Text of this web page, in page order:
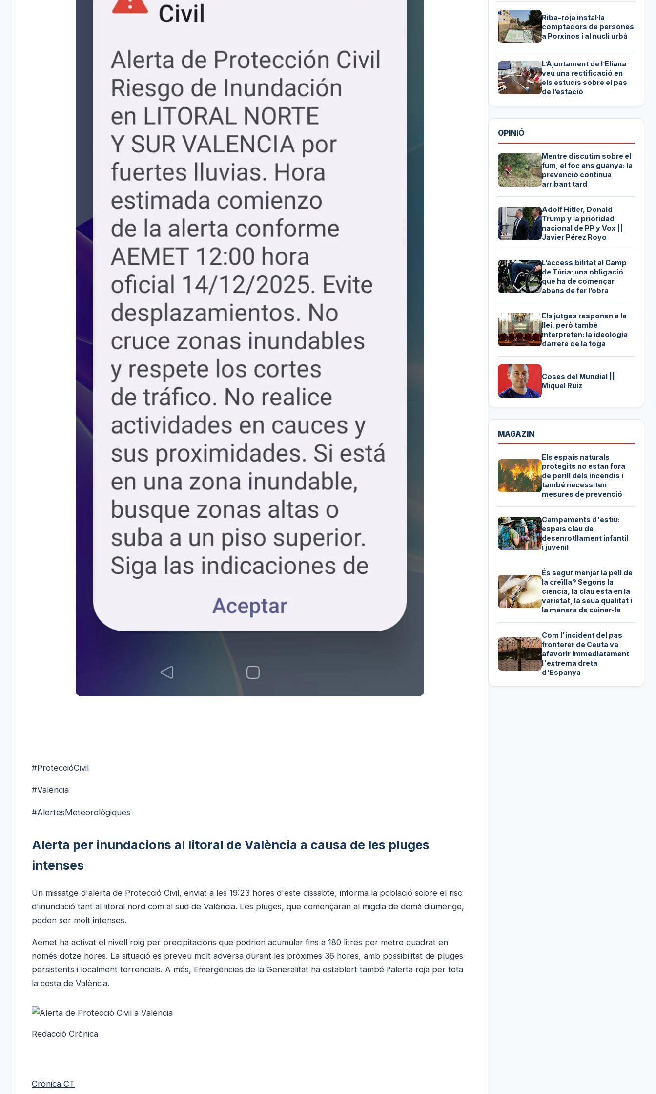
#ProteccióCivil
#València
#AlertesMeteorològiques
Alerta per inundacions al litoral de València a causa de les pluges
intenses
Un missatge d'alerta de Protecció Civil, enviat a les 19:23 hores d'este dissabte, informa la població sobre el risc
d'inundació tant al litoral nord com al sud de València. Les pluges, que començaran al migdia de demà diumenge,
poden ser molt intenses.
Aemet ha activat el nivell roig per precipitacions que podrien acumular fins a 180 litres per metre quadrat en
només dotze hores. La situació es preveu molt adversa durant les pròximes 36 hores, amb possibilitat de pluges
persistents i localment torrencials. A més, Emergències de la Generalitat ha establert també l'alerta roja per tota
la costa de València.
Redacció Crònica
Crònica CT
Riba-roja instal·la
comptadors de persones
a Porxinos i al nucli urbà
L’Ajuntament de l’Eliana
veu una rectificació en
els estudis sobre el pas
de l’estació
OPINIÓ
Mentre discutim sobre el
fum, el foc ens guanya: la
prevenció continua
arribant tard
Adolf Hitler, Donald
Trump y la prioridad
nacional de PP y Vox ||
Javier Pérez Royo
L’accessibilitat al Camp
de Túria: una obligació
que ha de començar
abans de fer l’obra
Els jutges responen a la
llei, però també
interpreten: la ideologia
darrere de la toga
Coses del Mundial ||
Miquel Ruiz
MAGAZIN
Els espais naturals
protegits no estan fora
de perill dels incendis i
també necessiten
mesures de prevenció
Campaments d'estiu:
espais clau de
desenrotllament infantil
i juvenil
És segur menjar la pell de
la creïlla? Segons la
ciència, la clau està en la
varietat, la seua qualitat i
la manera de cuinar-la
Com l'incident del pas
fronterer de Ceuta va
afavorir immediatament
l'extrema dreta
d'Espanya